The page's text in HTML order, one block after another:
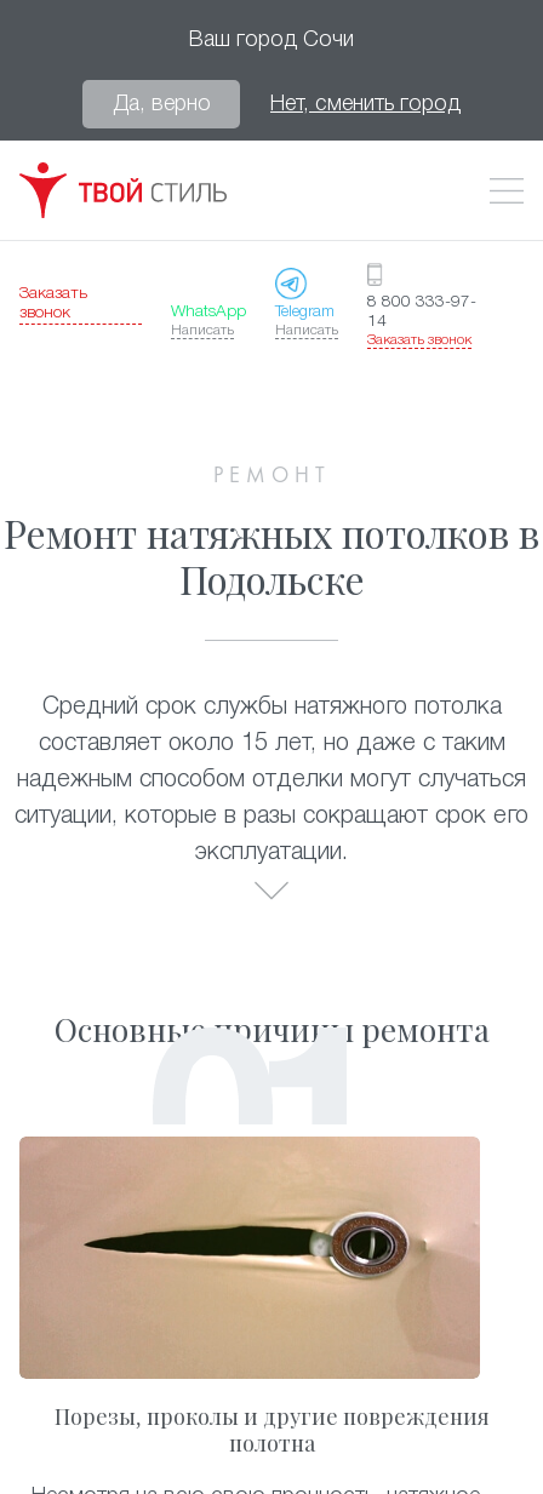
Ваш город Сочи
Да, верно Нет, сменить город
Заказать
звонок
WhatsApp
Написать
Telegram
Написать
8 800 333-97-
14
Заказать звонок
РЕМОНТ
Ремонт натяжных потолков в
Подольске
Средний срок службы натяжного потолка
составляет около 15 лет, но даже с таким
надежным способом отделки могут случаться
ситуации, которые в разы сокращают срок его
эксплуатации.
Основные причины ремонта
Порезы, проколы и другие повреждения
полотна